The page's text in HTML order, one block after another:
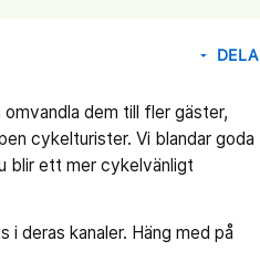
arrow_drop_down DELA
dem till fler gäster,
cykelturister. Vi blandar goda
blir ett mer cykelvänligt
deras kanaler. Häng med på